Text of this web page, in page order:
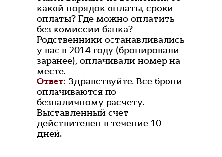
какой порядок оплаты, сроки
оплаты? Где можно оплатить
без комиссии банка?
Родственники останавливались
у вас в 2014 году (бронировали
заранее), оплачивали номер на
месте.
Ответ: Здравствуйте. Все брони
оплачиваются по
безналичному расчету.
Выставленный счет
действителен в течение 10
дней.